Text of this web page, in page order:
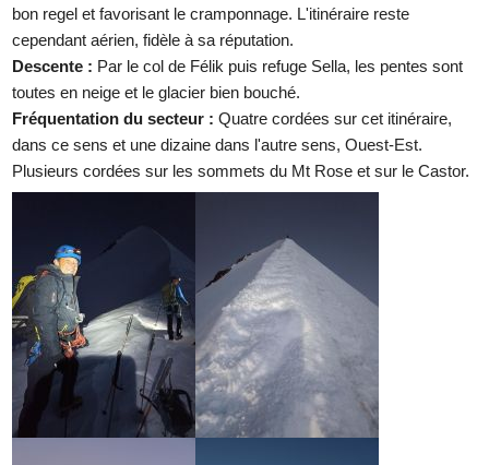
bon regel et favorisant le cramponnage. L'itinéraire reste
cependant aérien, fidèle à sa réputation.
Descente : Par le col de Félik puis refuge Sella, les pentes sont
toutes en neige et le glacier bien bouché.
Fréquentation du secteur : Quatre cordées sur cet itinéraire,
dans ce sens et une dizaine dans l'autre sens, Ouest-Est.
Plusieurs cordées sur les sommets du Mt Rose et sur le Castor.